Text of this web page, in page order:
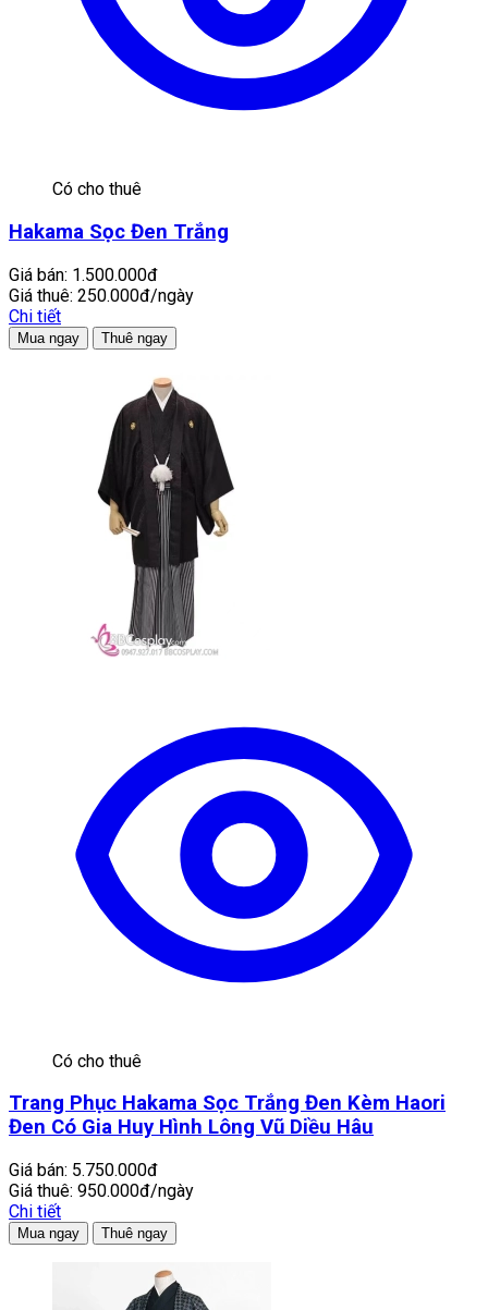
Có cho thuê
Hakama Sọc Đen Trắng
Giá bán: 1.500.000đ
Giá thuê: 250.000đ/ngày
Chi tiết
Mua ngay Thuê ngay
Có cho thuê
Trang Phục Hakama Sọc Trắng Đen Kèm Haori
Đen Có Gia Huy Hình Lông Vũ Diều Hâu
Giá bán: 5.750.000đ
Giá thuê: 950.000đ/ngày
Chi tiết
Mua ngay Thuê ngay